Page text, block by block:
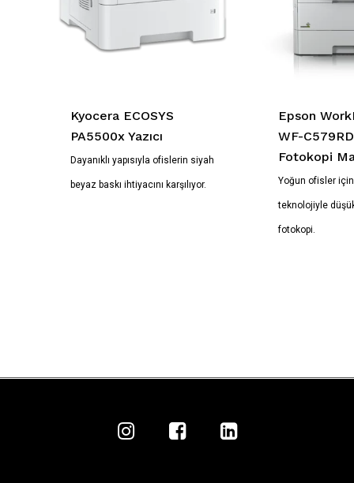
Kyocera ECOSYS
PA5500x Yazıcı
Dayanıklı yapısıyla ofislerin siyah
beyaz baskı ihtiyacını karşılıyor.
Epson
WF-
Fotokopi
Yoğun ofisler
teknolojiyle
fotokopi.